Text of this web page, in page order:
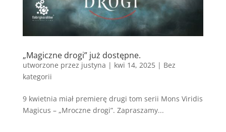
„Magiczne drogi” już dostępne.
utworzone przez justyna | kwi 14, 2025| Bez
kategorii
9 kwietnia miał premierę drugi tom serii Mons Viridis
Magicus – „Mroczne drogi”. Zapraszamy...